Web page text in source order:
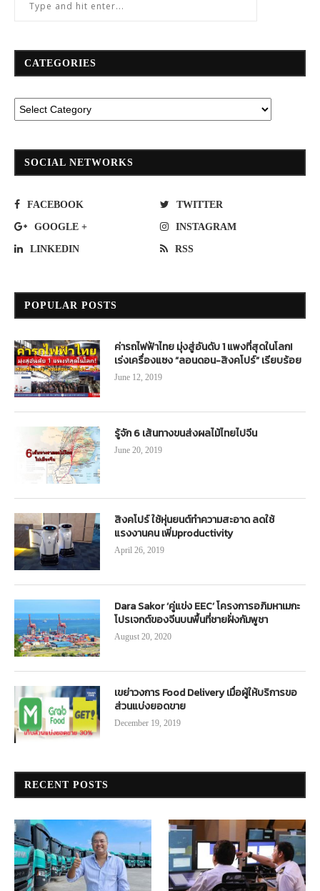
CATEGORIES
SOCIAL NETWORKS
FACEBOOK TWITTER
GOOGLE + INSTAGRAM
LINKEDIN RSS
POPULAR POSTS
ค่ารถไฟฟ้าไทย มุ่งสู่อันดับ 1 แพงที่สุดในโลก!
เร่งเครื่องแซง “ลอนดอน-สิงคโปร์” เรียบร้อย
June 12, 2019
รู้จัก 6 เส้นทางขนส่งผลไม้ไทยไปจีน
June 20, 2019
สิงคโปร์ ใช้หุ่นยนต์ทำความสะอาด ลดใช้
แรงงานคน เพิ่มproductivity
April 26, 2019
Dara Sakor ‘คู่แข่ง EEC’ โครงการอภิมหาเมกะ
โปรเจกต์ของจีนบนพื้นที่ชายฝั่งกัมพูชา
August 20, 2020
เขย่าวงการ Food Delivery เมื่อผู้ให้บริการขอ
ส่วนแบ่งยอดขาย
December 19, 2019
RECENT POSTS